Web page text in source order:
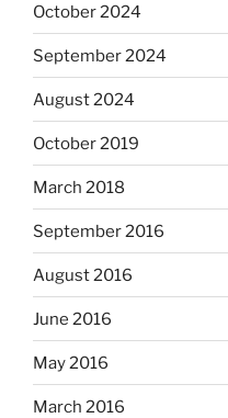
October 2024
September 2024
August 2024
October 2019
March 2018
September 2016
August 2016
June 2016
May 2016
March 2016